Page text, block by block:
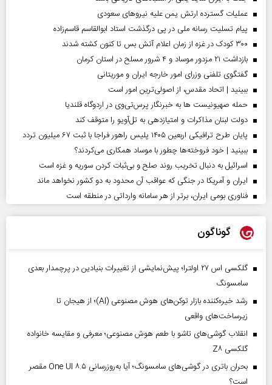
عملیات گسترده ارتش یمن علیه نیروهای سعودی
پیام تسلیت رسانه ملی در پی درگذشت استاد ابوالقاسم قاسم‌زاده
۳۰۰ کودک در غزه از زمان اعلام آتش بس تا کنون کشته شدند
بازداشت ۲۱ مزدور موساد و ۴ شرور مسلح در استان کرمان
گفتگوی تلفنی وزرای امور خارجه ایران و موریتانی
ببینید | اتحاد مقدس، از اصولی‌ترین امور است
حمله صهیونیست ها به خبرنگار پرس‌تی‌وی در اردوگاه قلندیا
دولت لبنان مذاکرات و امتیازدهی به تل‌آویو را متوقف کند
پایان طرح ترافیکی اربعین ۱۴۰۵ پلیس راهور فراجا با ثبت ۶۷ میلیون تردد
ببینید | خود فروخته‌ها چطور با موساد همکاری می‌کردند؟
اسرائیل به دنبال تخریب روند صلح و بی‌ثبات کردن سوریه و غزه است
ایران و آمریکا در جنگی که عواقب آن محدود به دو کشور نخواهد ماند
فناوری بومی ایران، برتر از هر سامانه وارداتی در منطقه است
گوناگون
گلکسی اس ۲۷ اولترا؛ پیش‌نمایشی از تغییرات بنیادین در پرچمدار بعدی
سامسونگ
رشد خیره‌کننده بازار توکن‌های هوش مصنوعی (AI)؛ از هیجان تا
زیرساخت‌های واقعی
انقلاب گوشی‌های تاشو‌ با طعم هوش مصنوعی؛ معرفی و مقایسه خانواده
گلکسی Z۸
بحران باتری در گوشی‌های سامسونگ؛ آیا به‌روزرسانی One UI ۸.۵ مقصر
است؟